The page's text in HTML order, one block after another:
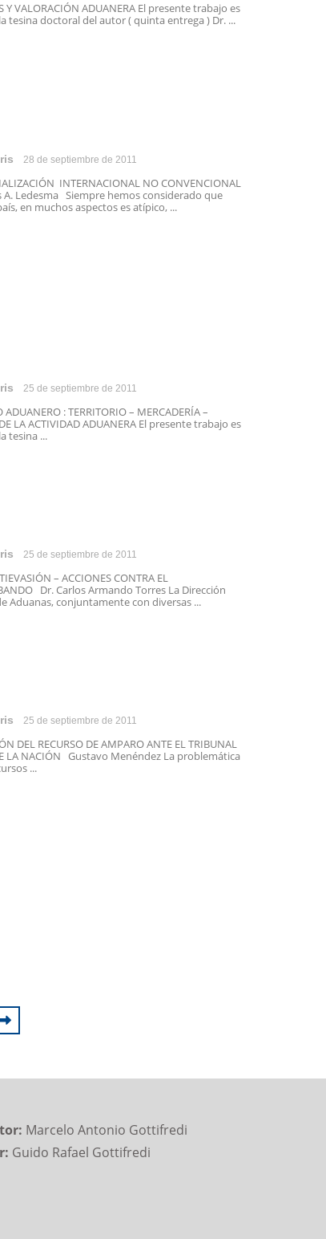
Y VALORACIÓN ADUANERA El presente trabajo es
tesina doctoral del autor ( quinta entrega ) Dr. ...
28 de septiembre de 2011
INTERNACIONAL NO CONVENCIONAL
A. Ledesma Siempre hemos considerado que
en muchos aspectos es atípico, ...
25 de septiembre de 2011
ADUANERO : TERRITORIO – MERCADERÍA –
DE LA ACTIVIDAD ADUANERA El presente trabajo es
tesina ...
25 de septiembre de 2011
– ACCIONES CONTRA EL
Dr. Carlos Armando Torres La Dirección
Aduanas, conjuntamente con diversas ...
25 de septiembre de 2011
DEL RECURSO DE AMPARO ANTE EL TRIBUNAL
LA NACIÓN Gustavo Menéndez La problemática
...
Marcelo Antonio Gottifredi
Guido Rafael Gottifredi